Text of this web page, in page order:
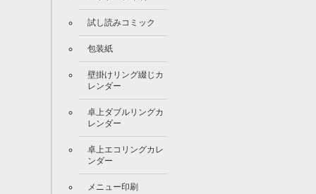
試し読みコミック
包装紙
壁掛けリング綴じカ
レンダー
卓上ダブルリングカ
レンダー
卓上エコリングカレ
ンダー
メニュー印刷